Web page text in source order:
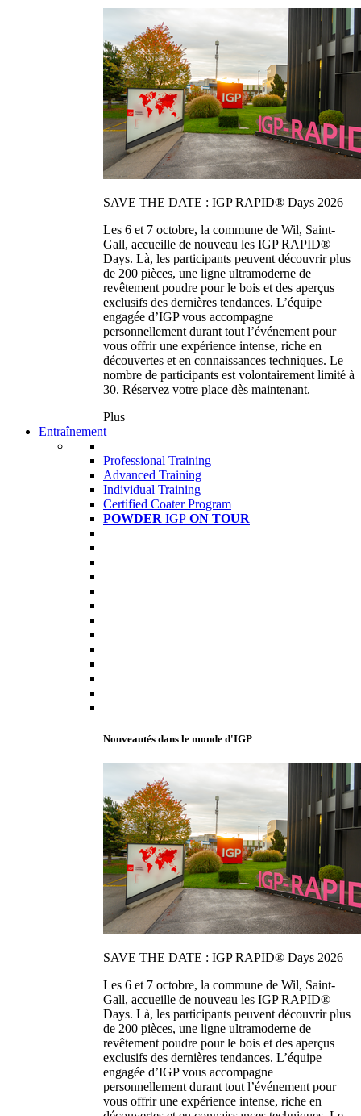
SAVE THE DATE : IGP RAPID® Days 2026
Les 6 et 7 octobre, la commune de Wil, Saint-
Gall, accueille de nouveau les IGP RAPID®
Days. Là, les participants peuvent découvrir plus
de 200 pièces, une ligne ultramoderne de
revêtement poudre pour le bois et des aperçus
exclusifs des dernières tendances. L’équipe
engagée d’IGP vous accompagne
personnellement durant tout l’événement pour
vous offrir une expérience intense, riche en
découvertes et en connaissances techniques. Le
nombre de participants est volontairement limité à
30. Réservez votre place dès maintenant.
Plus
Entraînement
Professional Training
Advanced Training
Individual Training
Certified Coater Program
POWDER IGP ON TOUR
Nouveautés dans le monde d'IGP
SAVE THE DATE : IGP RAPID® Days 2026
Les 6 et 7 octobre, la commune de Wil, Saint-
Gall, accueille de nouveau les IGP RAPID®
Days. Là, les participants peuvent découvrir plus
de 200 pièces, une ligne ultramoderne de
revêtement poudre pour le bois et des aperçus
exclusifs des dernières tendances. L’équipe
engagée d’IGP vous accompagne
personnellement durant tout l’événement pour
vous offrir une expérience intense, riche en